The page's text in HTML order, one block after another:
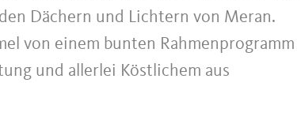
Dächern und Lichtern von Meran.
von einem bunten Rahmenprogramm
und allerlei Köstlichem aus